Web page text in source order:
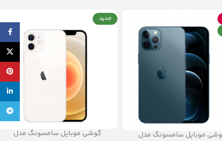
موبایل سامسونگ مدل
جدید
گوشی موبایل سامسونگ مدل
تلگرام